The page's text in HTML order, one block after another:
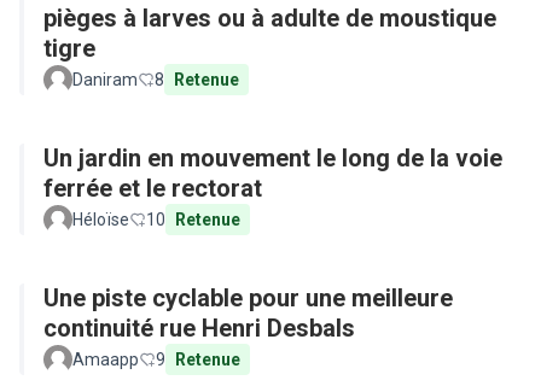
pièges à larves ou à adulte de moustique
tigre
Daniram 8 Retenue
Un jardin en mouvement le long de la voie
ferrée et le rectorat
Héloïse 10 Retenue
Une piste cyclable pour une meilleure
continuité rue Henri Desbals
Amaapp 9 Retenue